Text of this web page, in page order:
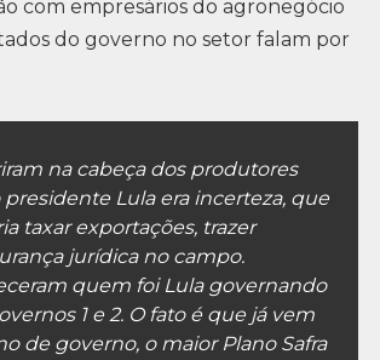
com empresários do agronegócio
do governo no setor falam por
na cabeça dos produtores
presidente Lula era incerteza, que
taxar exportações, trazer
jurídica no campo.
quem foi Lula governando
1 e 2. O fato é que já vem
de governo, o maior Plano Safra